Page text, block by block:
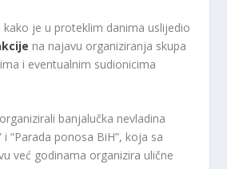
kako je u proteklim danima uslijedio
na najavu organiziranja skupa
i eventualnim sudionicima
banjalučka nevladina
i “Parada ponosa BiH”, koja sa
već godinama organizira ulične